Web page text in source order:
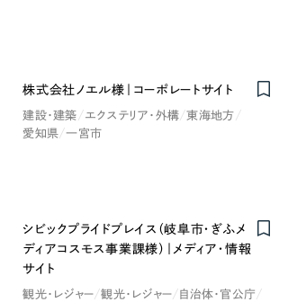
株式会社ノエル様｜コーポレートサイト
建設・建築 エクステリア・外構
東海地方
愛知県
一宮市
シビックプライドプレイス（岐阜市・ぎふメ
ディアコスモス事業課様）｜メディア・情報
サイト
観光・レジャー 観光・レジャー
自治体・官公庁